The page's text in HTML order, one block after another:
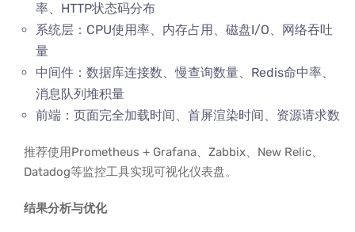
率、HTTP状态码分布
系统层：CPU使用率、内存占用、磁盘I/O、网络吞吐
量
中间件：数据库连接数、慢查询数量、Redis命中率、
消息队列堆积量
前端：页面完全加载时间、首屏渲染时间、资源请求数
推荐使用Prometheus + Grafana、Zabbix、New Relic、
Datadog等监控工具实现可视化仪表盘。
结果分析与优化